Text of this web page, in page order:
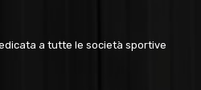
a tutte le società sportive